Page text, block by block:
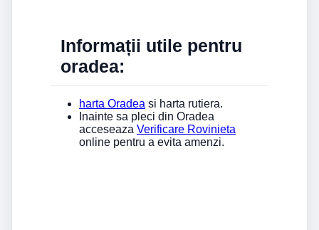
Informații utile pentru
oradea:
harta Oradea si harta rutiera.
Inainte sa pleci din Oradea
acceseaza Verificare Rovinieta
online pentru a evita amenzi.